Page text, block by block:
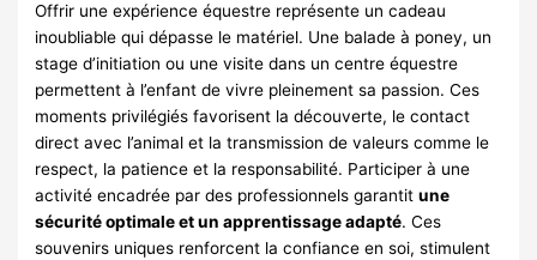
Offrir une expérience équestre représente un cadeau
inoubliable qui dépasse le matériel. Une balade à poney, un
stage d’initiation ou une visite dans un centre équestre
permettent à l’enfant de vivre pleinement sa passion. Ces
moments privilégiés favorisent la découverte, le contact
direct avec l’animal et la transmission de valeurs comme le
respect, la patience et la responsabilité. Participer à une
activité encadrée par des professionnels garantitune
sécurité optimale et un apprentissage adapté. Ces
souvenirs uniques renforcent la confiance en soi, stimulent